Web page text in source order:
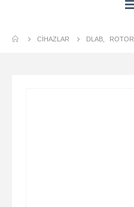
CIHAZLAR DLAB ROTOR